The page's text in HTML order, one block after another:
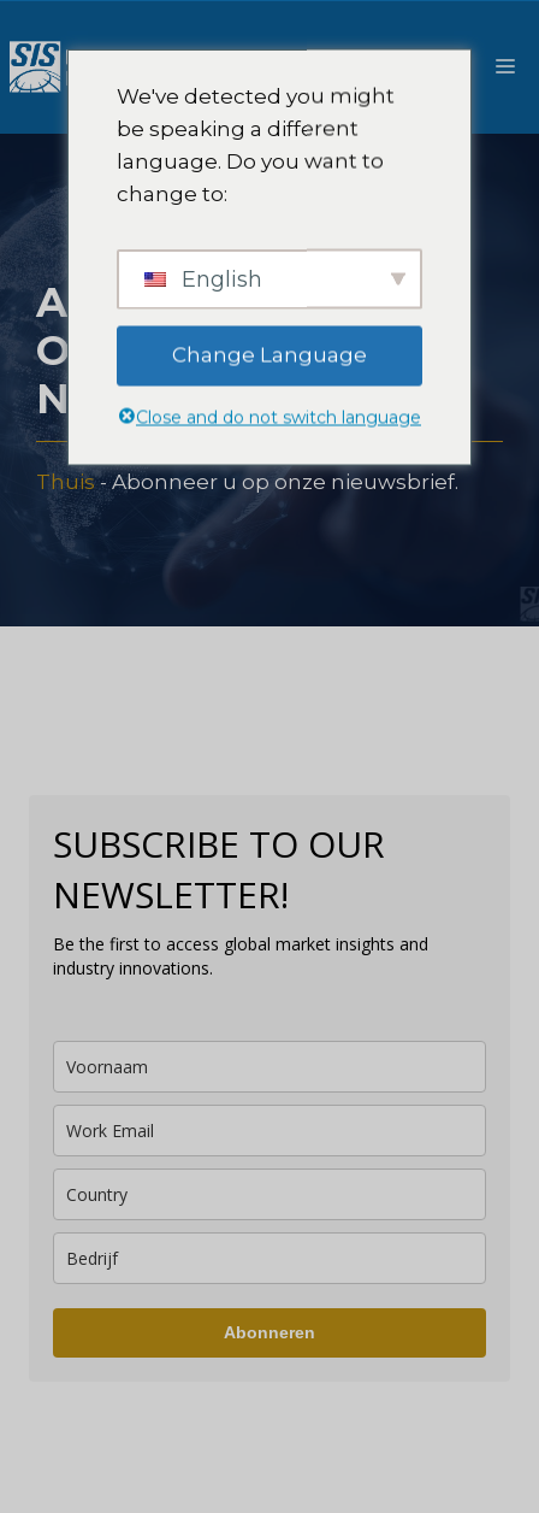
naar
de
ABONNEER U OP
ONZE
NIEUWSBRIEF.
Thuis-Abonneer u op onze nieuwsbrief.
SUBSCRIBE TO OUR
NEWSLETTER!
Be the first to access global market insights and
industry innovations.
Abonneren
We've detected you might
be speaking a different
language. Do you want to
change to:
English
Change Language
Close and do not switch language